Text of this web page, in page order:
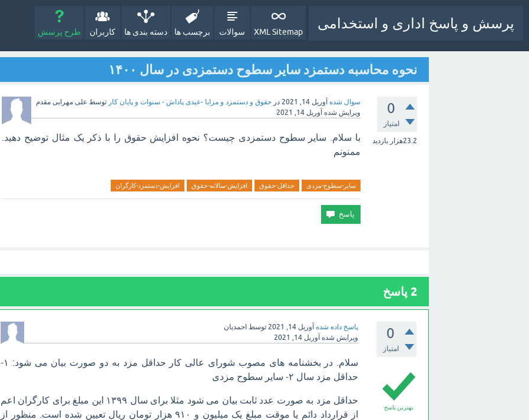
پرسش و پاسخ اداری و استخدامی
XML Sitemap سوالات برچسب ها دسته بندی ها کاربران طرح پرسش
نحوه محاسبه دستمزد سایر سطوح دستمزدی در سال ۱۴۰۰
0
امتیاز
23.2هزار بازدید
سوال شده آوریل 14, 2021 در حقوق و دستمزد و مزایا -عیدی پاداش - سنوات و پایان کار توسط علی مهرابی مقدم
ویرایش شده آوریل 14, 2021
با سلام. سایر سطوح دستمزدی چیست؟ نحوه افزایش حقوق را با ذکر یک مثال توضیح دهید.
ممنونم
سایر-سطوح-مزدی حداقل-حقوق افزایش-سالانه-حقوق افزایش-دستمزد-کارگران
2 پاسخ
0
امتیاز
پاسخ داده شده آوریل 14, 2021 توسط احمدیان
ویرایش شده آوریل 14, 2021
بهترین پاسخ
سلام. در بخشنامه های مصوب شورای عالی کار حداقل مزد به دو صورت بیان می شود: ۱-
حداقل مزد سال ۲- سایر سطوح مزدی
حداقل مزد به صورت عدد ثابت بیان می شود مثلا برای سال ۱۳۹۹ این مبلغ برای کارگران اعم
از قرارداد دائم یا موقت مبلغ یک میلیون و ۹۱۰ هزار تومان ریال تعیین شده است. منظور از